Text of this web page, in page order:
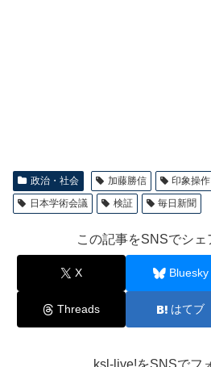
政治・社会 加藤勝信 印象操作
日本学術会議
検証 毎日新聞
この記事をSNSでシェ
X Bluesky
Threads はてブ
ksl-live!をSNSでフ